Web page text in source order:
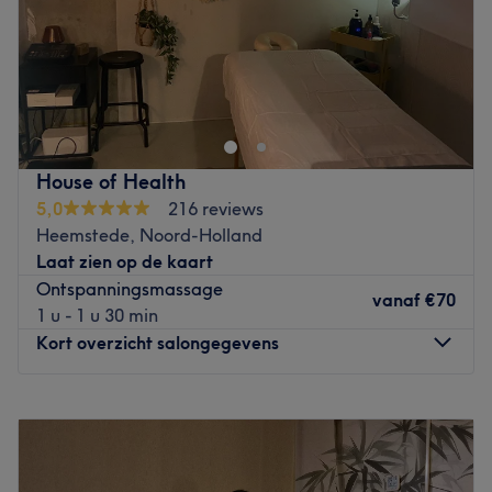
Gesloten
Met onze jarenlange ervaring bent u bij ons op de juiste
plek voor een lekkere ontspannings massage, Thaise
massage en nog veel meer. Bent u op zoek naar iets
specifieks, bel ons dan gerust op voor vragen.
Go to venue
House of Health
5,0
216 reviews
Heemstede, Noord-Holland
Laat zien op de kaart
Ontspanningsmassage
1 u - 1 u 30 min
vanaf €70
Kort overzicht salongegevens
–14:00
08:00–15:00
08:00–14:30